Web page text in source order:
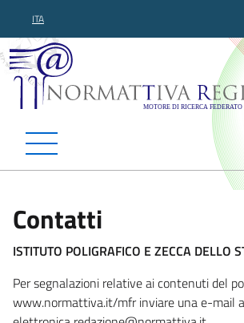
ITA
Normattiva
Contatti
ISTITUTO POLIGRAFICO E ZECCA DELLO
Per segnalazioni relative ai contenuti del
www.normattiva.it/mfr inviare una e-mail